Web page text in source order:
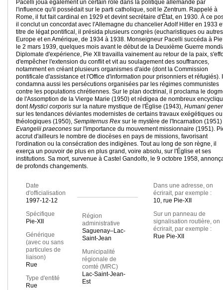
Pacelli joua également un certain rôle dans la politique allemande par
l'influence qu'il possédait sur le parti catholique, soit le Zentrum. Rappelé à
Rome, il fut fait cardinal en 1929 et devint secrétaire d'État, en 1930. À ce
il conclut un concordat avec l'Allemagne du chancelier Adolf Hitler en 1933
titre de légat pontifical, il présida plusieurs congrès (eucharistiques ou
Europe et en Amérique, de 1934 à 1938. Monseigneur Pacelli succéda à
le 2 mars 1939, quelques mois avant le début de la Deuxième Guerre
Diplomate d'expérience, Pie XII travailla vainement au retour de la paix,
d'empêcher l'extension du conflit et vit au soulagement des souffrances,
notamment en créant plusieurs organismes d'aide (dont la Commission
pontificale d'assistance et l'Office d'information pour prisonniers et réfugiés).
condamna aussi les persécutions organisées par les régimes communistes
contre les populations chrétiennes. Sur le plan doctrinal, il proclama le
de l'Assomption de la Vierge Marie (1950) et rédigea de nombreux
dontMystici corporis sur la nature mystique de l'Église (1943), Humani
sur les tendances déviantes modernistes de certains travaux exégétiques ou
théologiques (1950), Sempiternus Rex sur le mystère de l'Incarnation (1951)
Evangelii praecones sur l'importance du mouvement missionnaire (1951).
accrut d'ailleurs le nombre de diocèses en pays de missions, favorisant
l'ordination ou la consécration des indigènes. Tout au long de son règne, il
exerça un pouvoir de plus en plus grand, voire absolu, sur l'Église et ses
institutions. Sa mort, survenue à Castel Gandolfo, le 9 octobre 1958,
de profonds changements.
Date
d'officialisation
1997-12-12
Spécifique
Pie-XII
Générique
(avec ou sans
particules de
liaison)
Rue
Type d'entité
Rue
Région
administrative
Saguenay–Lac-
Saint-Jean
Municipalité
régionale de
comté (MRC)
Lac-Saint-Jean-
Est
Dans une adresse, on
écrirait, par exemple :
10, rue Pie-XII
Sur un panneau de
signalisation routière, on
écrirait, par exemple :
Rue Pie-XII